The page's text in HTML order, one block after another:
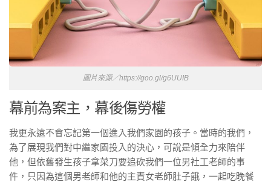
圖片來源／https://goo.gl/g6UUIB
幕前為案主，幕後傷勞權
我更永遠不會忘記第一個進入我們家園的孩子。當時的我們，
為了展現我們對中繼家園投入的決心，可說是傾全力來陪伴
他，但依舊發生孩子拿菜刀要追砍我們一位男社工老師的事
件，只因為這個男老師和他的主責女老師肚子餓，一起吃晚餐